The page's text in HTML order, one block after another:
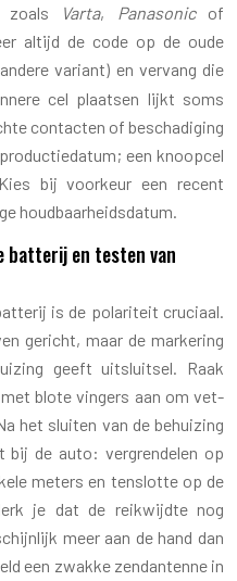
zoals
Varta, Panasonicof
altijd de code op de oude
variant) en vervang die
cel plaatsen lijkt soms
contacten of beschadiging
een knoopcel
bij voorkeur een recent
houdbaarheidsdatum.
batterij en testen van
is de polariteit cruciaal.
gericht, maar de markering
geeft uitsluitsel. Raak
blote vingers aan om vet-
het sluiten van de behuizing
de auto: vergrendelen op
meters en tenslotte op de
je dat de reikwijdte nog
meer aan de hand dan
een zwakke zendantenne in